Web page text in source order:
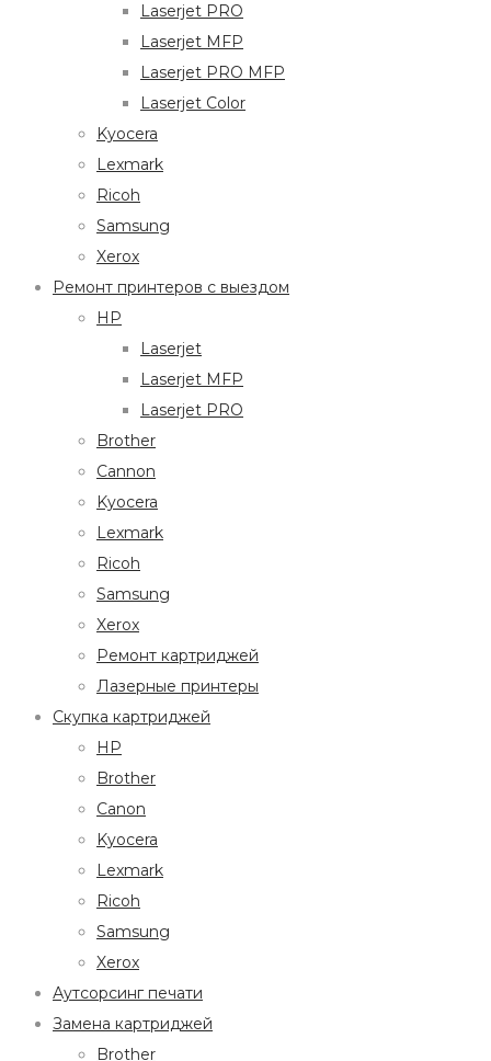
Laserjet PRO
Laserjet MFP
Laserjet PRO MFP
Laserjet Color
Kyocera
Lexmark
Ricoh
Samsung
Xerox
Ремонт принтеров с выездом
HP
Laserjet
Laserjet MFP
Laserjet PRO
Brother
Cannon
Kyocera
Lexmark
Ricoh
Samsung
Xerox
Ремонт картриджей
Лазерные принтеры
Скупка картриджей
HP
Brother
Canon
Kyocera
Lexmark
Ricoh
Samsung
Xerox
Аутсорсинг печати
Замена картриджей
Brother